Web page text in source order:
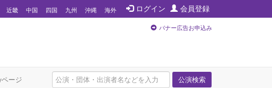
ログイン 会員登録
近畿 中国 四国 九州 沖縄 海外
バナー広告お申込み
公演検索
ページ